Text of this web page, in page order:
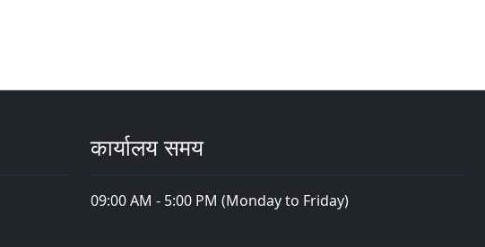
कार्यालय समय
09:00 AM - 5:00 PM (Monday to Friday)